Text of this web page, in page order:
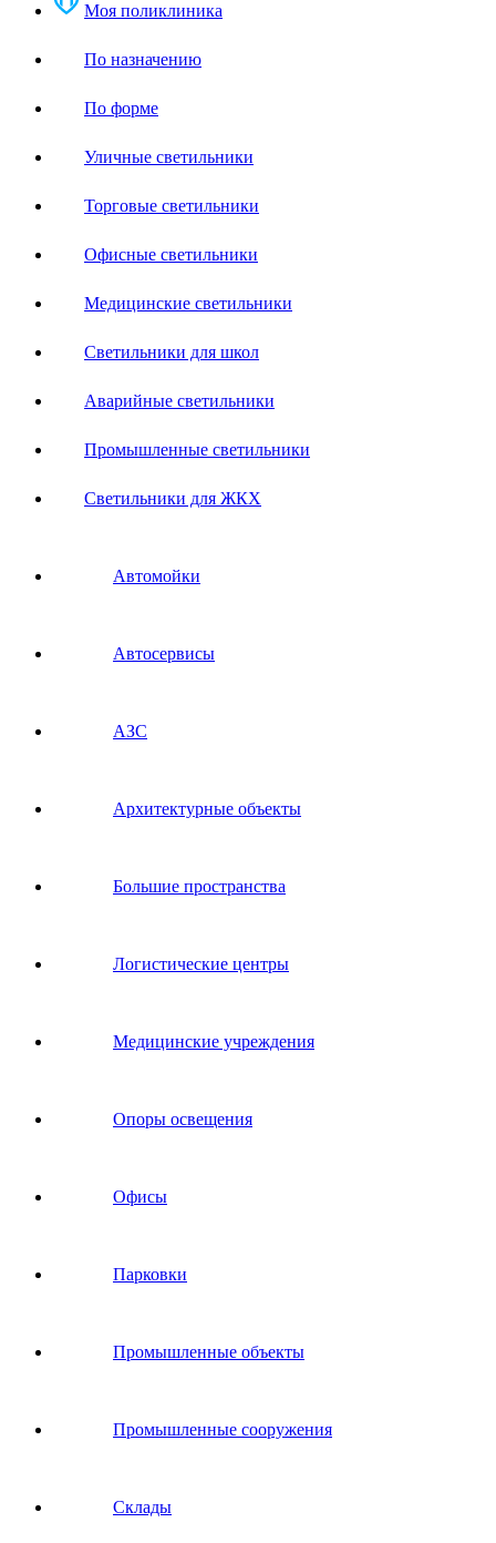
Моя поликлиника
По назначению
По форме
Уличные светильники
Торговые светильники
Офисные светильники
Медицинские светильники
Светильники для школ
Аварийные светильники
Промышленные светильники
Светильники для ЖКХ
Автомойки
Автосервисы
АЗС
Архитектурные объекты
Большие пространства
Логистические центры
Медицинские учреждения
Опоры освещения
Офисы
Парковки
Промышленные объекты
Промышленные сооружения
Склады